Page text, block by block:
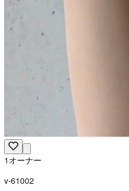
1オーナー
v-61002